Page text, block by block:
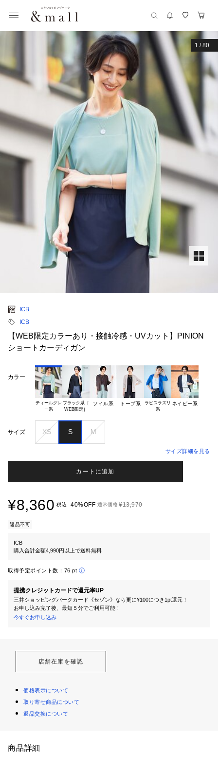
1 /80
ICB
ICB
【WEB限定カラーあり・接触冷感・UVカット】PINION
ショートカーディガン
カラー
ティールグレ ブラック系［
ソイル系 トープ系
ラピスラズリ
系
ネイビー系
サイズ XS S M
サイズ詳細を見る
カートに追加
¥8,360 税込 40%OFF 通常価格¥13,970
返品不可
ICB
購入合計金額4,990円以上で送料無料
取得予定ポイント数： 76 pt
提携クレジットカードで還元率UP
三井ショッピングパークカード《セゾン》なら更に¥100につき1pt還元！
お申し込み完了後、最短５分でご利用可能！
今すぐお申し込み
店舗在庫を確認
価格表示について
取り寄せ商品について
返品交換について
商品詳細